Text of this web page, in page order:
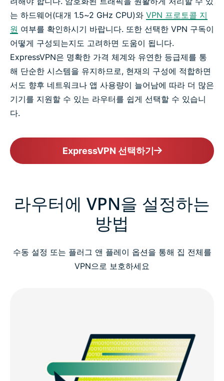
는 하드웨어(대개 1.5~2 GHz CPU)와 VPN 프로토콜 지
원 여부를 확인하시기 바랍니다. 또한 선택한 VPN 구독이
어떻게 구성되는지도 고려하면 도움이 됩니다.
ExpressVPN은 명확한 가격 체계와 유연한 등급제를 통
해 단순한 시스템을 유지하므로, 현재의 구성에 적합하면
서도 향후 네트워크나 앱 사용량이 늘어남에 따라 더 많은
기기를 지원할 수 있는 라우터를 쉽게 선택할 수 있습니
다.
ExpressVPN 선택하기
라우터에 VPN을 설정하는
방법
수동 설정 또는 플러그 앤 플레이 옵션을 통해 집 전체를
VPN으로 보호하세요